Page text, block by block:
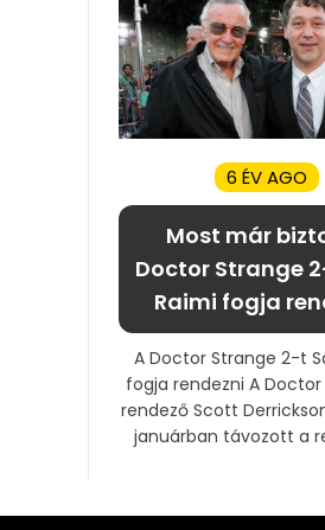
6 ÉV AGO
Most már
Doctor Strange
Raimi fogja
A Doctor Strange 2-t
fogja rendezni A
rendező Scott
januárban távozott a